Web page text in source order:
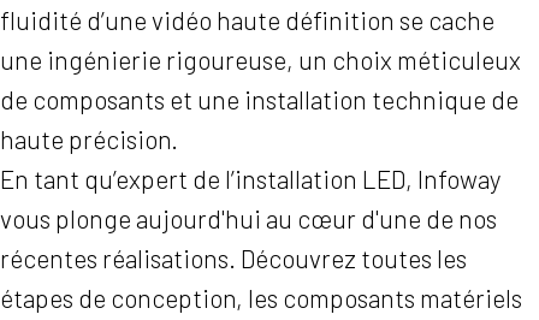
fluidité d’une vidéo haute définition se cache
une ingénierie rigoureuse, un choix méticuleux
de composants et une installation technique de
haute précision.
En tant qu’expert de l’installation LED, Infoway
vous plonge aujourd'hui au cœur d'une de nos
récentes réalisations. Découvrez toutes les
étapes de conception, les composants matériels